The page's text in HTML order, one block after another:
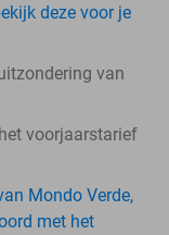
deze voor je
van
voorjaarstarief
Mondo Verde,
met het